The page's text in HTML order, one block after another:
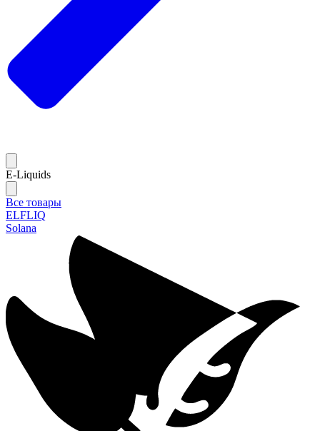
E-Liquids
Все товары
ELFLIQ
Solana